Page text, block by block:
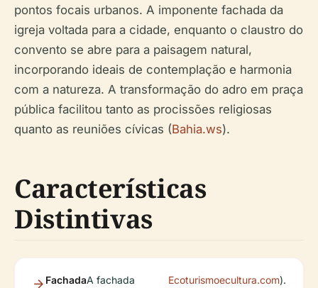
pontos focais urbanos. A imponente fachada da
igreja voltada para a cidade, enquanto o claustro do
convento se abre para a paisagem natural,
incorporando ideais de contemplação e harmonia
com a natureza. A transformação do adro em praça
pública facilitou tanto as procissões religiosas
quanto as reuniões cívicas (Bahia.ws).
Características
Distintivas
FachadaA fachada
Ecoturismoecultura.com).